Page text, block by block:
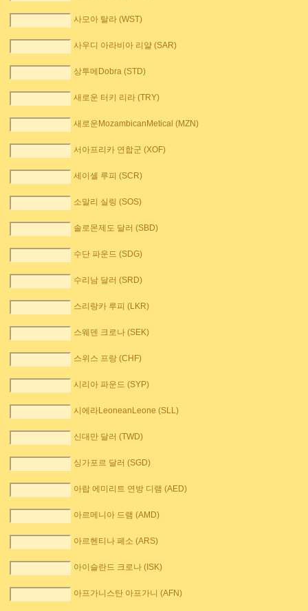
사모아 탈라 (WST)
사우디 아라비아 리얄 (SAR)
상투메Dobra (STD)
새로운 터키 리라 (TRY)
새로운MozambicanMetical (MZN)
서아프리카 연합군 (XOF)
세이셸 루피 (SCR)
소말리 실링 (SOS)
솔로몬제도 달러 (SBD)
수단 파운드 (SDG)
수리남 달러 (SRD)
스리랑카 루피 (LKR)
스웨덴 크로나 (SEK)
스위스 프랑 (CHF)
시리아 파운드 (SYP)
시에라LeoneanLeone (SLL)
신대만 달러 (TWD)
싱가포르 달러 (SGD)
아랍 에미리트 연방 디램 (AED)
아르메니아 드램 (AMD)
아르헨티나 페소 (ARS)
아이슬란드 크로나 (ISK)
아프가니스탄 아프가니 (AFN)